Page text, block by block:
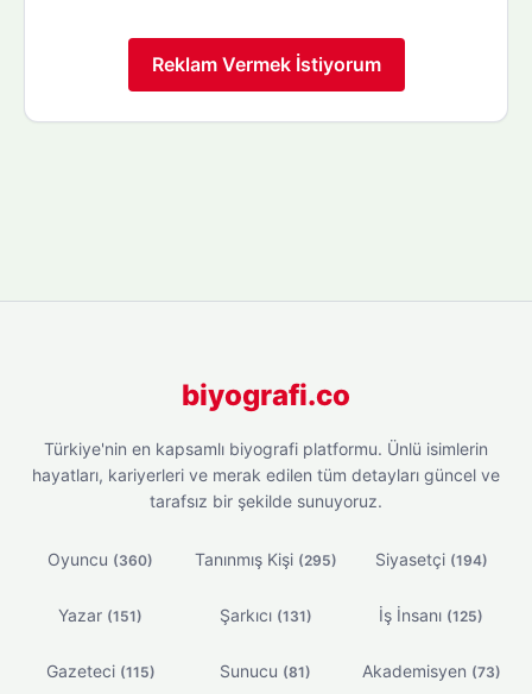
Reklam Vermek İstiyorum
biyografi.co
Türkiye'nin en kapsamlı biyografi platformu. Ünlü isimlerin
hayatları, kariyerleri ve merak edilen tüm detayları güncel ve
tarafsız bir şekilde sunuyoruz.
Oyuncu (360) Tanınmış Kişi (295) Siyasetçi (194)
Yazar (151) Şarkıcı (131) İş İnsanı (125)
Gazeteci (115) Sunucu (81) Akademisyen (73)